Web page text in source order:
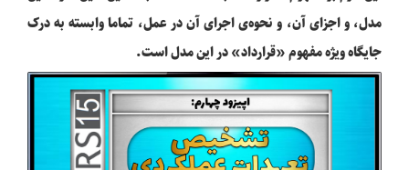
مدل، و اجزای آن، و نحوه‌ی اجرای آن در عمل، تماما وابسته به درک
جایگاه ویژه مفهوم «قرارداد» در این مدل است.